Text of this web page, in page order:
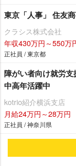
東京「人事」 住友
クラシス株式会社
年収430万円～550万
正社員 / 東京都
障がい者向け就労
中高年活躍中
kotrio紹介横浜支店
月給24万円～28万円
正社員 / 神奈川県